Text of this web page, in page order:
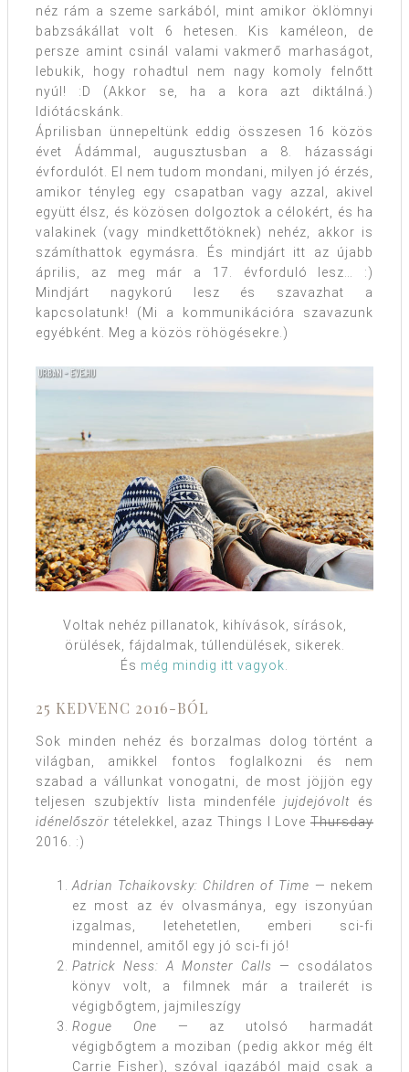
néz rám a szeme sarkából, mint amikor öklömnyi
babzsákállat volt 6 hetesen. Kis kaméleon, de
persze amint csinál valami vakmerő marhaságot,
lebukik, hogy rohadtul nem nagy komoly felnőtt
nyúl! :D (Akkor se, ha a kora azt diktálná.)
Idiótácskánk.
Áprilisban ünnepeltünk eddig összesen 16 közös
évet Ádámmal, augusztusban a 8. házassági
évfordulót. El nem tudom mondani, milyen jó érzés,
amikor tényleg egy csapatban vagy azzal, akivel
együtt élsz, és közösen dolgoztok a célokért, és ha
valakinek (vagy mindkettőtöknek) nehéz, akkor is
számíthattok egymásra. És mindjárt itt az újabb
április, az meg már a 17. évforduló lesz… :)
Mindjárt nagykorú lesz és szavazhat a
kapcsolatunk! (Mi a kommunikációra szavazunk
egyébként. Meg a közös röhögésekre.)
Voltak nehéz pillanatok, kihívások, sírások,
örülések, fájdalmak, túllendülések, sikerek.
És még mindig itt vagyok.
25 KEDVENC 2016-BÓL
Sok minden nehéz és borzalmas dolog történt a
világban, amikkel fontos foglalkozni és nem
szabad a vállunkat vonogatni, de most jöjjön egy
teljesen szubjektív lista mindenfélejujdejóvolt és
idénelőször tételekkel, azaz Things I Love Thursday
2016. :)
Adrian Tchaikovsky: Children of Time — nekem
ez most az év olvasmánya, egy iszonyúan
izgalmas, letehetetlen, emberi sci-fi
mindennel, amitől egy jó sci-fi jó!
Patrick Ness: A Monster Calls
— csodálatos
könyv volt, a filmnek már a trailerét is
végigbőgtem, jajmileszígy
Rogue One — az utolsó harmadát
végigbőgtem a moziban (pedig akkor még élt
Carrie Fisher), szóval igazából majd csak a